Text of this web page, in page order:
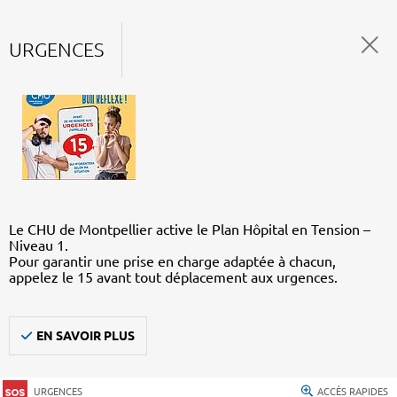
URGENCES
Le CHU de Montpellier active le Plan Hôpital en Tension –
Niveau 1.
Pour garantir une prise en charge adaptée à chacun,
appelez le 15 avant tout déplacement aux urgences.
EN SAVOIR PLUS
URGENCES ACCÈS RAPIDES